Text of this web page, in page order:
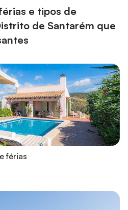
e tipos de
de Santarém que
férias